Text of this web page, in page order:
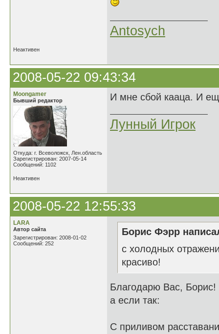
Antosych
Неактивен
2008-05-22 09:43:34
Moongamer
Бывший редактор
Откуда: г. Всеволожск, Лен.область
Зарегистрирован: 2007-05-14
Сообщений: 1102
И мне сбой кааца. И
Лунный Игрок
Неактивен
2008-05-22 12:55:33
LARA
Автор сайта
Зарегистрирован: 2008-01-02
Сообщений: 252
Борис Фэрр
с холодных
красиво!
Благодарю Вас, Борис!
а если так:
С приливом